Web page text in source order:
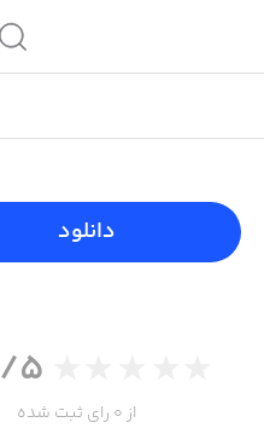
دانلود
/5
از 0 رای ثبت شده